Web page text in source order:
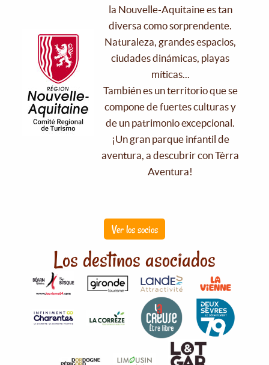
la Nouvelle-Aquitaine es tan
diversa como sorprendente.
Naturaleza, grandes espacios,
ciudades dinámicas, playas
míticas...
También es un territorio que se
compone de fuertes culturas y
de un patrimonio excepcional.
¡Un gran parque infantil de
aventura, a descubrir con Tèrra
Aventura!
Ver los socios
Los destinos asociados